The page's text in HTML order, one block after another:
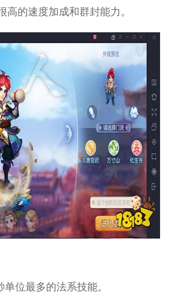
高的速度加成和群封能力。
位最多的法系技能。